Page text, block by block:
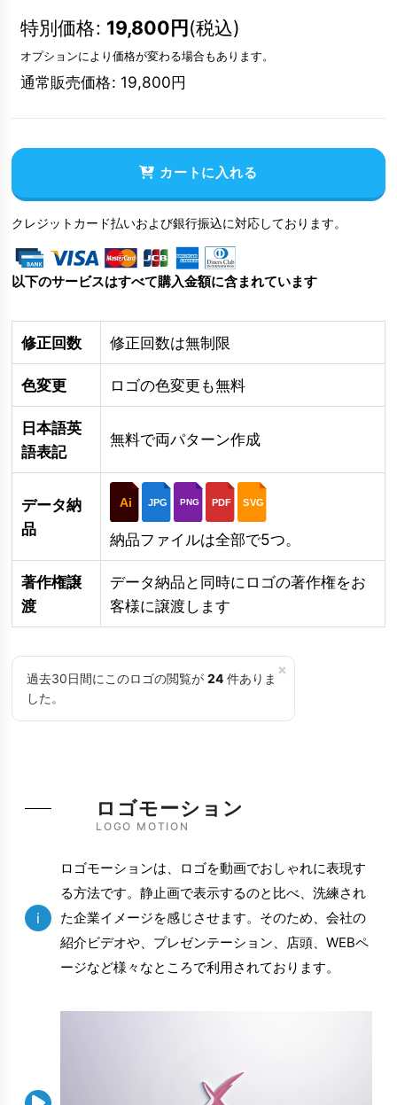
特別価格: 19,800円(税込)
オプションにより価格が変わる場合もあります。
通常販売価格: 19,800円
カートに入れる
クレジットカード払いおよび銀行振込に対応しております。
以下のサービスはすべて購入金額に含まれています
修正回数 修正回数は無制限
色変更 ロゴの色変更も無料
日本語英
語表記
無料で両パターン作成
データ納
品
Ai JPG PNG PDF SVG
納品ファイルは全部で5つ。
著作権譲
渡
データ納品と同時にロゴの著作権をお
客様に譲渡します
×
過去30日間にこのロゴの閲覧が 24 件ありま
した。
LOGO MOTION
ロゴモーション
i
ロゴモーションは、ロゴを動画でおしゃれに表現す
る方法です。静止画で表示するのと比べ、洗練され
た企業イメージを感じさせます。そのため、会社の
紹介ビデオや、プレゼンテーション、店頭、WEBペ
ージなど様々なところで利用されております。